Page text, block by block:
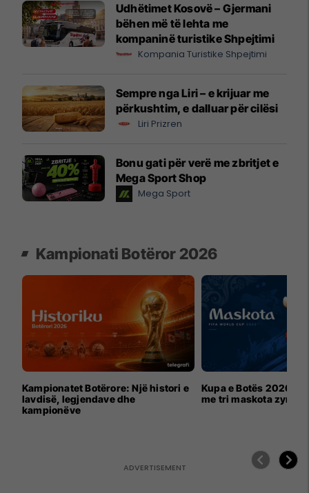
Udhëtimet Kosovë – Gjermani
bëhen më të lehta me
kompaninë turistike Shpejtimi
Kompania Turistike Shpejtimi
Sempre nga Liri – e krijuar me
përkushtim, e dalluar për cilësi
Liri Prizren
Bonu gati për verë me zbritjet e
Mega Sport Shop
Mega Sport
Kampionati Botëror 2026
Kampionatet Botërore: Një histori e
lavdisë, legjendave dhe
kampionëve
Kupa e Botës 2026
me tri maskota zyrtare